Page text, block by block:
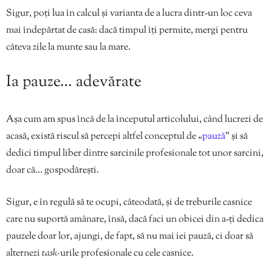
Sigur, poți lua în calcul și varianta de a lucra dintr-un loc ceva
mai îndepărtat de casă: dacă timpul îți permite, mergi pentru
câteva zile la munte sau la mare.
Ia pauze… adevărate
Așa cum am spus încă de la începutul articolului, când lucrezi de
acasă, există riscul să percepi altfel conceptul de „pauză” și să
dedici timpul liber dintre sarcinile profesionale tot unor sarcini,
doar că… gospodărești.
Sigur, e în regulă să te ocupi, câteodată, și de treburile casnice
care nu suportă amânare, însă, dacă faci un obicei din a-ți dedica
pauzele doar lor, ajungi, de fapt, să nu mai iei pauză, ci doar să
alternezitask-urile profesionale cu cele casnice.